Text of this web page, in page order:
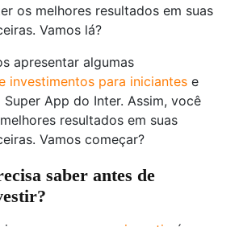
os melhores resultados em suas
Vamos lá?
apresentar algumas
investimentos para iniciantes e
App do Inter. Assim, você
resultados em suas
Vamos começar?
saber antes de